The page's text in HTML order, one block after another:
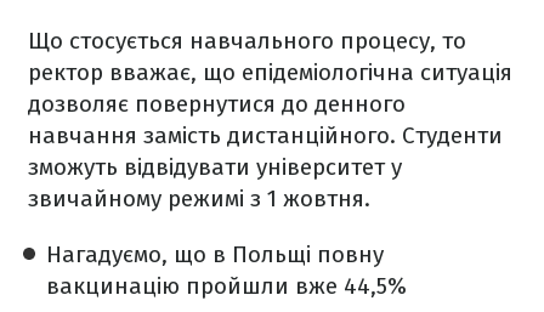
Що стосується навчального процесу, то
ректор вважає, що епідеміологічна ситуація
дозволяє повернутися до денного
навчання замість дистанційного. Студенти
зможуть відвідувати університет у
звичайному режимі з 1 жовтня.
Нагадуємо, що в Польщі повну
вакцинацію пройшли вже 44,5%